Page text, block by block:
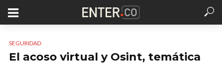
SEGURIDAD
El acoso virtual y Osint, temática